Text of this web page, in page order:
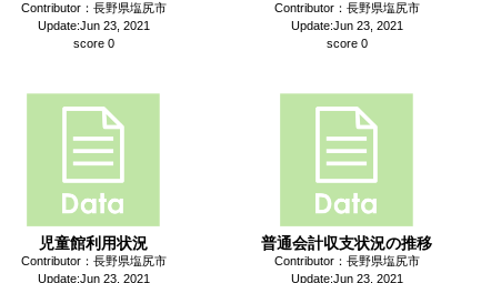
Contributor：長野県塩尻市
Update:Jun 23, 2021
score 0
Contributor：長野県塩尻市
Update:Jun 23, 2021
score 0
児童館利用状況
Contributor：長野県塩尻市
Update:Jun 23, 2021
普通会計収支状況の推移
Contributor：長野県塩尻市
Update:Jun 23, 2021